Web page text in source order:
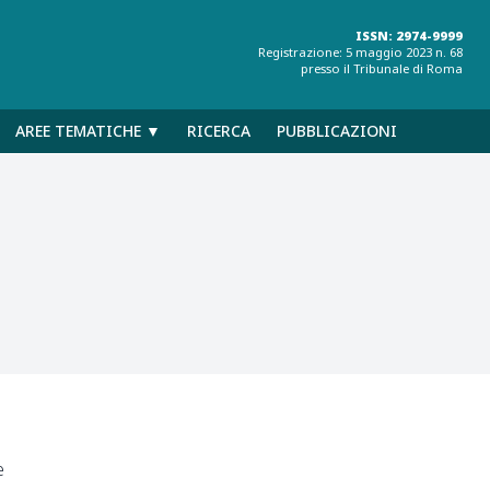
ISSN: 2974-9999
Registrazione: 5 maggio 2023 n. 68
presso il Tribunale di Roma
AREE TEMATICHE ▼ RICERCA PUBBLICAZIONI